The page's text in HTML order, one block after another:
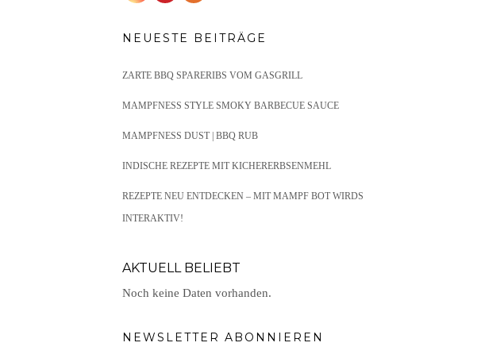
NEUESTE BEITRÄGE
ZARTE BBQ SPARERIBS VOM GASGRILL
MAMPFNESS STYLE SMOKY BARBECUE SAUCE
MAMPFNESS DUST | BBQ RUB
INDISCHE REZEPTE MIT KICHERERBSENMEHL
REZEPTE NEU ENTDECKEN – MIT MAMPF BOT WIRDS
INTERAKTIV!
AKTUELL BELIEBT
Noch keine Daten vorhanden.
NEWSLETTER ABONNIEREN